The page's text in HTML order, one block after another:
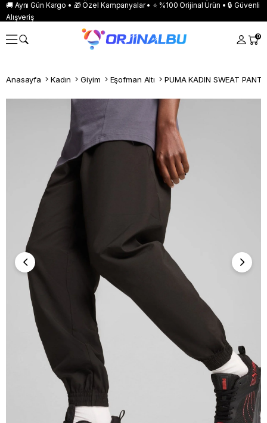
🚚 Aynı Gün Kargo • 🎁 Özel Kampanyalar • ⭐ %100 Orijinal Ürün • 🔒 Güvenli
Alışveriş
0
Anasayfa Kadın Giyim Eşofman Altı